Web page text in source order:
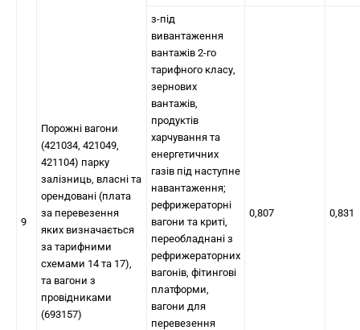
9
Порожні вагони
(421034, 421049,
421104) парку
залізниць, власні та
орендовані (плата
за перевезення
яких визначається
за тарифними
схемами 14 та 17),
та вагони з
провідниками
(693157)
з-під
вивантаження
вантажів 2-го
тарифного класу,
зернових
вантажів,
продуктів
харчування та
енергетичних
газів під наступне
навантаження;
рефрижераторні
вагони та криті,
переобладнані з
рефрижераторних
вагонів, фітингові
платформи,
вагони для
перевезення
0,807 0,831